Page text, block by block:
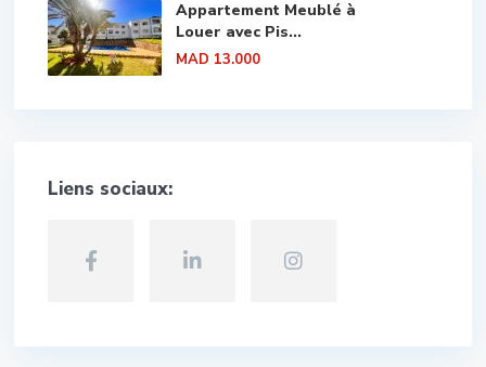
Appartement Meublé à
Louer avec Pis...
MAD 13.000
Liens sociaux: